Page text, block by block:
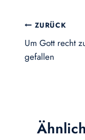
ZURÜCK
Um Gott recht
gefallen